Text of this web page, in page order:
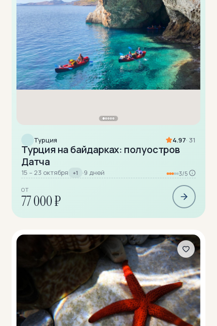
Турция 4.97· 31
Турция на байдарках: полуостров
Датча
15 – 23 октября +1 ·9 дней 3/5
ОТ
77 000 ₽